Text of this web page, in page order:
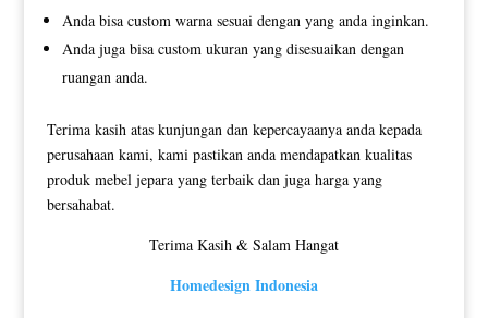
Anda bisa custom warna sesuai dengan yang anda inginkan.
Anda juga bisa custom ukuran yang disesuaikan dengan
ruangan anda.
Terima kasih atas kunjungan dan kepercayaanya anda kepada
perusahaan kami, kami pastikan anda mendapatkan kualitas
produk mebel jepara yang terbaik dan juga harga yang
bersahabat.
Terima Kasih & Salam Hangat
Homedesign Indonesia